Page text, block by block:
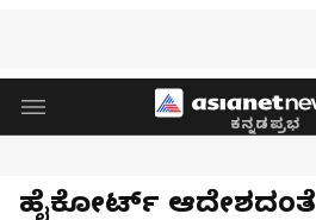
ಕನ್ನಡಪ್ರಭ
ಹೈಕೋರ್ಟ್‌ ಆದೇಶದಂತೆ